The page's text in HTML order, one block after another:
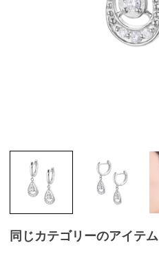
同じカテゴリーのアイテム